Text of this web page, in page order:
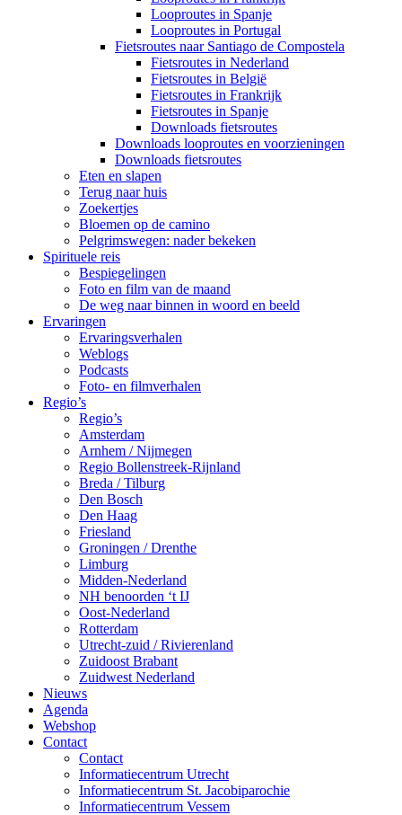
Looproutes in Spanje
Looproutes in Portugal
Fietsroutes naar Santiago de Compostela
Fietsroutes in Nederland
Fietsroutes in België
Fietsroutes in Frankrijk
Fietsroutes in Spanje
Downloads fietsroutes
Downloads looproutes en voorzieningen
Downloads fietsroutes
Eten en slapen
Terug naar huis
Zoekertjes
Bloemen op de camino
Pelgrimswegen: nader bekeken
Spirituele reis
Bespiegelingen
Foto en film van de maand
De weg naar binnen in woord en beeld
Ervaringen
Ervaringsverhalen
Weblogs
Podcasts
Foto- en filmverhalen
Regio’s
Regio’s
Amsterdam
Arnhem / Nijmegen
Regio Bollenstreek-Rijnland
Breda / Tilburg
Den Bosch
Den Haag
Friesland
Groningen / Drenthe
Limburg
Midden-Nederland
NH benoorden ‘t IJ
Oost-Nederland
Rotterdam
Utrecht-zuid / Rivierenland
Zuidoost Brabant
Zuidwest Nederland
Nieuws
Agenda
Webshop
Contact
Contact
Informatiecentrum Utrecht
Informatiecentrum St. Jacobiparochie
Informatiecentrum Vessem